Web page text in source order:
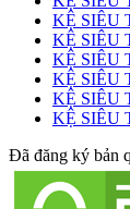
KỆ SIÊU
KỆ SIÊU
KỆ SIÊU
KỆ SIÊU
KỆ SIÊU
KỆ SIÊU
Đã đăng ký bản